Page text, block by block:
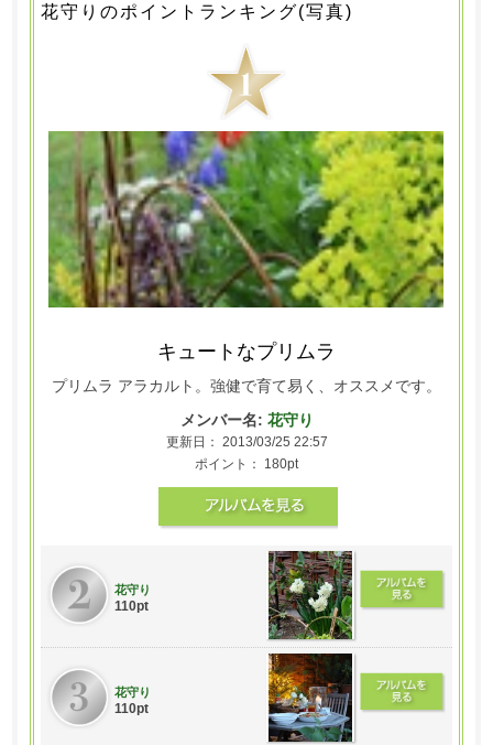
花守りのポイントランキング(写真)
キュートなプリムラ
プリムラ アラカルト。強健で育て易く、オススメです。
メンバー名: 花守り
更新日： 2013/03/25 22:57
ポイント： 180pt
花守り
110pt
花守り
110pt